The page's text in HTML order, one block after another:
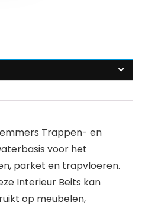
Trappen- en
voor het
parket en trapvloeren.
Interieur Beits kan
op meubelen,